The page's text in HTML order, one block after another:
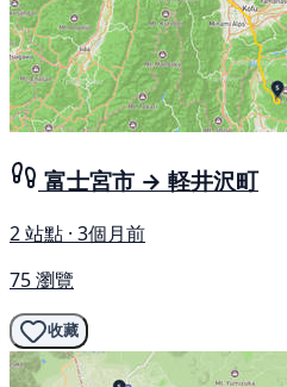
富士宮市 → 軽井沢町
2 站點 · 3個月前
75 瀏覽
收藏